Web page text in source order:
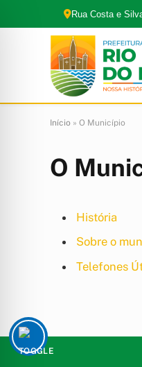
Rua Costa e
Início » O Município
O
História
Sobre o
Telefones